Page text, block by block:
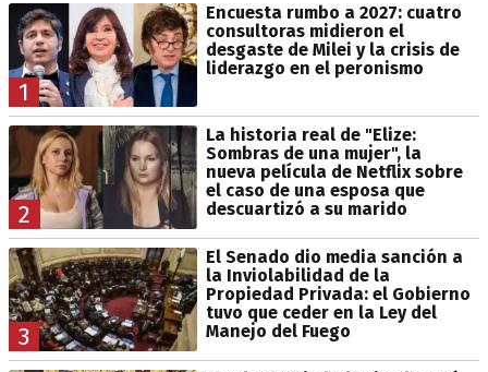
1
Encuesta rumbo a 2027: cuatro
consultoras midieron el
desgaste de Milei y la crisis de
liderazgo en el peronismo
2
La historia real de "Elize:
Sombras de una mujer", la
nueva película de Netflix sobre
el caso de una esposa que
descuartizó a su marido
3
El Senado dio media sanción a
la Inviolabilidad de la
Propiedad Privada: el Gobierno
tuvo que ceder en la Ley del
Manejo del Fuego